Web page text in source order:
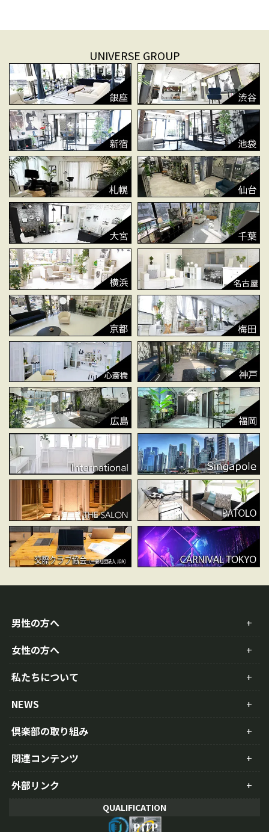
UNIVERSE GROUP
男性の方へ
女性の方へ
私たちについて
NEWS
倶楽部の取り組み
関連コンテンツ
外部リンク
QUALIFICATION